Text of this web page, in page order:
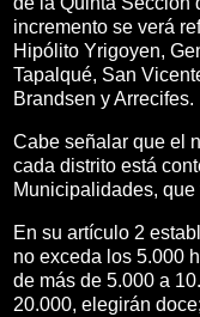
incremento se verá
Hipólito Yrigoyen,
Tapalqué, San
Brandsen y Arrecifes.
Cabe señalar que el
cada distrito está
Municipalidades,
En su artículo 2
no exceda los 5.000
de más de 5.000 a
20.000, elegirán